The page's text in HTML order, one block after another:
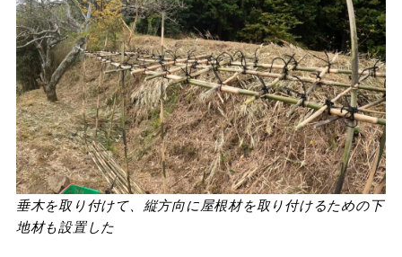
垂木を取り付けて、縦方向に屋根材を取り付けるための下
地材も設置した